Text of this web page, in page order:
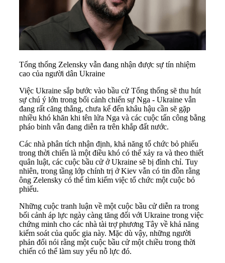
Tổng thống Zelensky vẫn đang nhận được sự tín nhiệm
cao của người dân Ukraine
Việc Ukraine sắp bước vào bầu cử Tổng thống sẽ thu hút
sự chú ý lớn trong bối cảnh chiến sự Nga - Ukraine vẫn
đang rất căng thẳng, chưa kể đến khâu hậu cần sẽ gặp
nhiều khó khăn khi tên lửa Nga và các cuộc tấn công bằng
pháo binh vẫn đang diễn ra trên khắp đất nước.
Các nhà phân tích nhận định, khả năng tổ chức bỏ phiếu
trong thời chiến là một điều khó có thể xảy ra và theo thiết
quân luật, các cuộc bầu cử ở Ukraine sẽ bị đình chỉ. Tuy
nhiên, trong tầng lớp chính trị ở Kiev vẫn có tin đồn rằng
ông Zelensky có thể tìm kiếm việc tổ chức một cuộc bỏ
phiếu.
Những cuộc tranh luận về một cuộc bầu cử diễn ra trong
bối cảnh áp lực ngày càng tăng đối với Ukraine trong việc
chứng minh cho các nhà tài trợ phương Tây về khả năng
kiểm soát của quốc gia này. Mặc dù vậy, những người
phản đối nói rằng một cuộc bầu cử một chiều trong thời
chiến có thể làm suy yếu nỗ lực đó.